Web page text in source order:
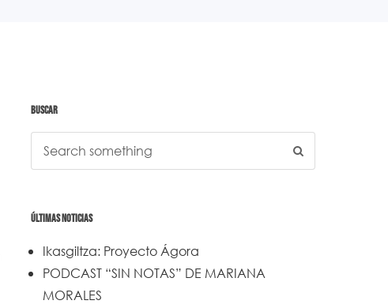
BUSCAR
ÚLTIMAS NOTICIAS
Ikasgiltza: Proyecto Ágora
PODCAST “SIN NOTAS” DE MARIANA
MORALES